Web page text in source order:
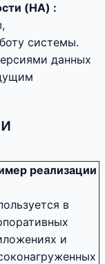
(HA) :
системы.
данных
реализации
в
и